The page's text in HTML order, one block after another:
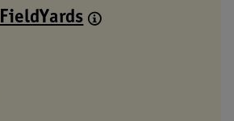
FieldYards